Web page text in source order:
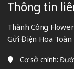
Thông tin
Thành Công
Gửi Điện Hoa Toàn
Cơ sở chính: